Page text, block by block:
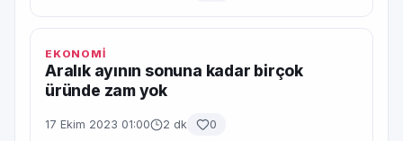
EKONOMİ
Aralık ayının sonuna kadar birçok
üründe zam yok
17 Ekim 2023 01:00 2 dk 0